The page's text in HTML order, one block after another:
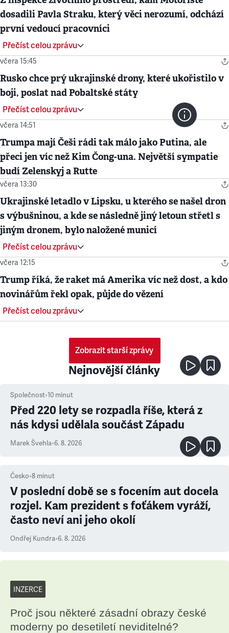
dosadili Pavla Straku, který věci nerozumí, odchází
první vedoucí pracovníci
Přečíst celou zprávu
včera 15:45
Rusko chce prý ukrajinské drony, které ukořistilo v
boji, poslat nad Pobaltské státy
Přečíst celou zprávu
včera 14:51
Trumpa mají Češi rádi tak málo jako Putina, ale
přeci jen víc než Kim Čong-una. Největší sympatie
budí Zelenskyj a Rutte
včera 13:30
Ukrajinské letadlo v Lipsku, u kterého se našel dron
s výbušninou, a kde se následně jiný letoun střetl s
jiným dronem, bylo naložené municí
Přečíst celou zprávu
včera 12:15
Trump říká, že raket má Amerika víc než dost, a kdo
novinářům řekl opak, půjde do vězení
Přečíst celou zprávu
Zobrazit starší zprávy
Nejnovější články
Společnost•10 minut
Před 220 lety se rozpadla říše, která z
nás kdysi udělala součást Západu
Marek Švehla•6. 8. 2026
Česko•8 minut
V poslední době se s focením aut docela
rozjel. Kam prezident s foťákem vyráží,
často neví ani jeho okolí
Ondřej Kundra•6. 8. 2026
INZERCE
Proč jsou některé zásadní obrazy české
moderny po desetiletí neviditelné?